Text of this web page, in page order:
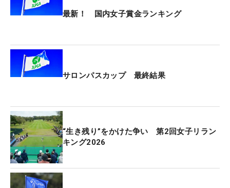
最新！ 国内女子賞金ランキング
サロンパスカップ 最終結果
“生き残り”をかけた争い 第2回女子リラン
キング2026